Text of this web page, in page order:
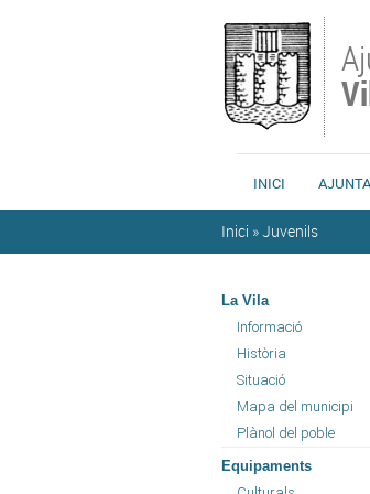
INICI
Inici »Juvenils
La Vila
Informació
Història
Situació
Mapa del municipi
Plànol del poble
Equipaments